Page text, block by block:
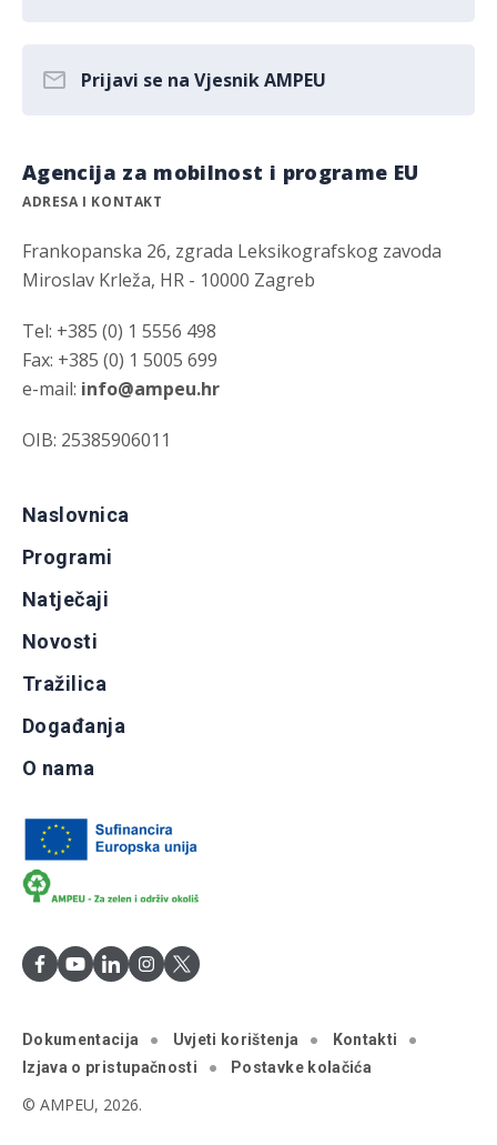
Prijavi se na Vjesnik AMPEU
Agencija za mobilnost i programe EU
ADRESA I KONTAKT
Frankopanska 26, zgrada Leksikografskog zavoda
Miroslav Krleža, HR - 10000 Zagreb
Tel: +385 (0) 1 5556 498
Fax: +385 (0) 1 5005 699
e-mail: info@ampeu.hr
OIB: 25385906011
Naslovnica
Programi
Natječaji
Novosti
Tražilica
Događanja
O nama
Dokumentacija Uvjeti korištenja
Kontakti
Izjava o pristupačnosti
Postavke kolačića
© AMPEU, 2026.